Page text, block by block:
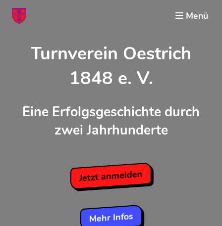
Menü
Turnverein Oestrich
1848 e. V.
Eine Erfolgsgeschichte durch
zwei Jahrhunderte
Jetzt anmelden
Mehr Infos